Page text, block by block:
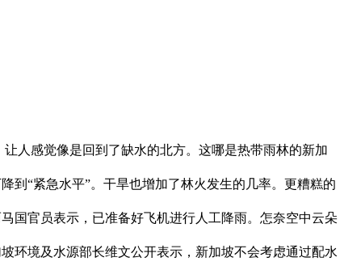
人感觉像是回到了缺水的北方。这哪是热带雨林的新加
“紧急水平”。干旱也增加了林火发生的几率。更糟糕的
官员表示，已准备好飞机进行人工降雨。怎奈空中云朵
境及水源部长维文公开表示，新加坡不会考虑通过配水